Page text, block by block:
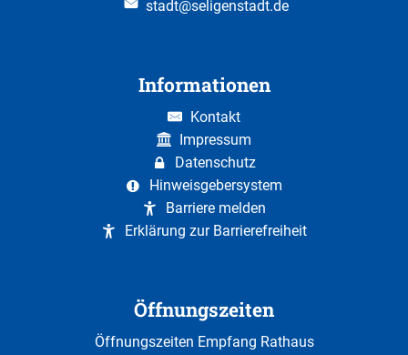
stadt@seligenstadt.de
Informationen
Kontakt
Impressum
Datenschutz
Hinweisgebersystem
Barriere melden
Erklärung zur Barrierefreiheit
Öffnungszeiten
Öffnungszeiten Empfang Rathaus